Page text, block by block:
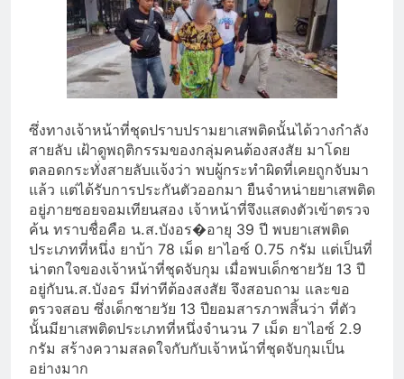
ซึ่งทางเจ้าหน้าที่ชุดปราบปรามยาเสพติดนั้นได้วางกำลัง
สายลับ เฝ้าดูพฤติกรรมของกลุ่มคนต้องสงสัย มาโดย
ตลอดกระทั่งสายลับแจ้งว่า พบผู้กระทำผิดที่เคยถูกจับมา
แล้ว แต่ได้รับการประกันตัวออกมา ยืนจำหน่ายยาเสพติด
อยู่ภายซอยจอมเทียนสอง เจ้าหน้าที่จึงแสดงตัวเข้าตรวจ
ค้น ทราบชื่อคือ น.ส.บังอร�อายุ 39 ปี พบยาเสพติด
ประเภทที่หนึ่ง ยาบ้า 78 เม็ด ยาไอซ์ 0.75 กรัม แต่เป็นที่
น่าตกใจของเจ้าหน้าที่ชุดจับกุม เมื่อพบเด็กชายวัย 13 ปี
อยู่กับน.ส.บังอร มีท่าทีต้องสงสัย จึงสอบถาม และขอ
ตรวจสอบ ซึ่งเด็กชายวัย 13 ปียอมสารภาพสิ้นว่า ที่ตัว
นั้นมียาเสพติดประเภทที่หนึ่งจำนวน 7 เม็ด ยาไอซ์ 2.9
กรัม สร้างความสลดใจกับกับเจ้าหน้าที่ชุดจับกุมเป็น
อย่างมาก